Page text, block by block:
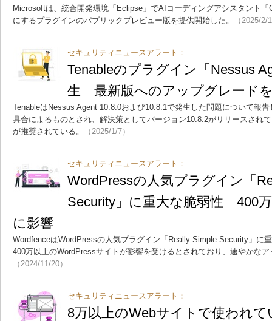
Microsoftは、統合開発環境「Eclipse」でAIコーディングアシスタント
にするプラグインのパブリックプレビュー版を提供開始した。
（2025/2/
セキュリティニュースアラート：
Tenableのプラグイン「Nessus
生 最新版へのアップグレード
TenableはNessus Agent 10.8.0および10.8.1で発生した問題について報
具合によるものとされ、解決策としてバージョン10.8.2がリリースされ
が推奨されている。
（2025/1/7）
セキュリティニュースアラート：
WordPressの人気プラグイン「
Security」に重大な脆弱性 400
に影響
WordfenceはWordPressの人気プラグイン「Really Simple Security」に
400万以上のWordPressサイトが影響を受けるとされており、速やかな
（2024/11/20）
セキュリティニュースアラート：
8万以上のWebサイトで使われて